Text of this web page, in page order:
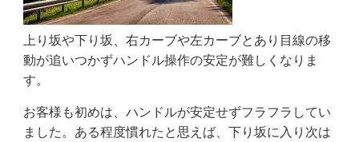
上り坂や下り坂、右カーブや左カーブとあり目線の移
動が追いつかずハンドル操作の安定が難しくなりま
す。
お客様も初めは、ハンドルが安定せずフラフラしてい
ました。ある程度慣れたと思えば、下り坂に入り次は